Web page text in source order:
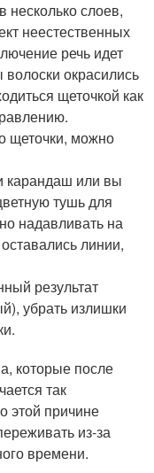
несколько слоев,
неестественных
речь идет
окрасились
щеточкой как
щеточки, можно
карандаш или вы
тушь для
надавливать на
линии,
результат
убрать излишки
которые после
так
этой причине
из-за
времени.